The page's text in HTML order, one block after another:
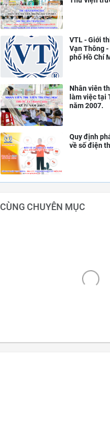
VTL - Giới
Vạn Thông
phố Hồ Chí
Nhân viên
làm việc tại
năm 2007.
Quy định
về số điện
CÙNG CHUYÊN MỤC